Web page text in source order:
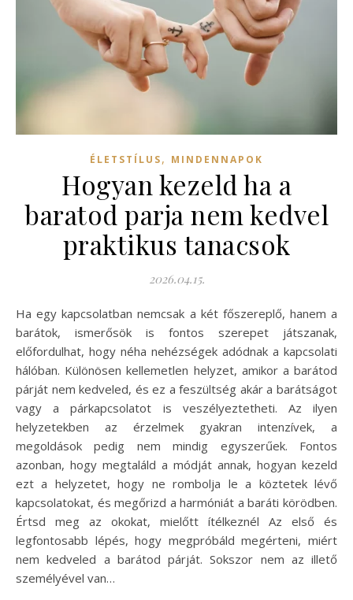
ÉLETSTÍLUS, MINDENNAPOK
Hogyan kezeld ha a
baratod parja nem kedvel
praktikus tanacsok
2026.04.15.
Ha egy kapcsolatban nemcsak a két főszereplő, hanem a
barátok, ismerősök is fontos szerepet játszanak,
előfordulhat, hogy néha nehézségek adódnak a kapcsolati
hálóban. Különösen kellemetlen helyzet, amikor a barátod
párját nem kedveled, és ez a feszültség akár a barátságot
vagy a párkapcsolatot is veszélyeztetheti. Az ilyen
helyzetekben az érzelmek gyakran intenzívek, a
megoldások pedig nem mindig egyszerűek. Fontos
azonban, hogy megtaláld a módját annak, hogyan kezeld
ezt a helyzetet, hogy ne rombolja le a köztetek lévő
kapcsolatokat, és megőrizd a harmóniát a baráti körödben.
Értsd meg az okokat, mielőtt ítélkeznél Az első és
legfontosabb lépés, hogy megpróbáld megérteni, miért
nem kedveled a barátod párját. Sokszor nem az illető
személyével van…